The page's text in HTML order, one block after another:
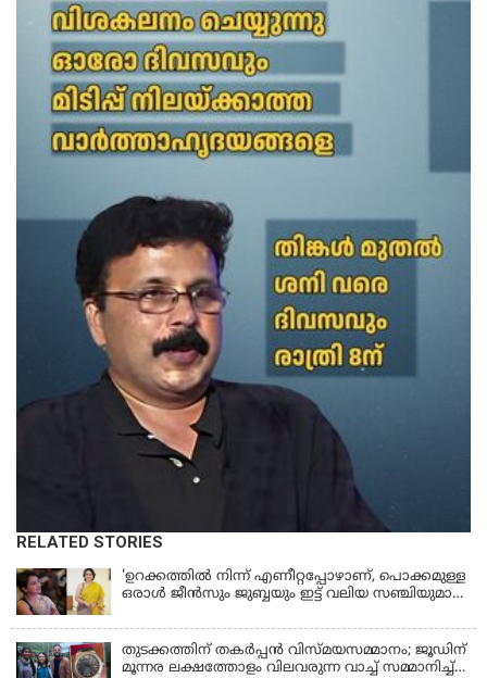
RELATED STORIES
'ഉറക്കത്തിൽ നിന്ന് എണീറ്റപ്പോഴാണ്, പൊക്കമുള്ള
ഒരാൾ ജീൻസും ജുബ്ബയും ഇട്ട് വലിയ സഞ്ചിയുമായി
മരിച്ചുപോയെന്ന് പറഞ്ഞു; ആത്മാക്കളെ കണ്ടിട്ടു
ഉണ്ടെന്ന് നടി ലെന
തുടക്കത്തിന് തകർപ്പൻ വിസ്മയസമ്മാനം; ജൂഡിന്
മൂന്നര ലക്ഷത്തോളം വിലവരുന്ന വാച്ച് സമ്മാനിച്ച്